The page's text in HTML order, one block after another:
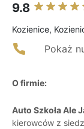
9.8
Kozienice,
Pokaż
O firmie:
Auto Szkoła Ale
kierowców z